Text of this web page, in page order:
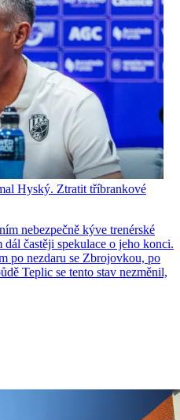
Hyský. Ztratit tříbrankové
nebezpečně kýve trenérské
častěji spekulace o jeho konci.
po nezdaru se Zbrojovkou, po
Teplic se tento stav nezměnil,